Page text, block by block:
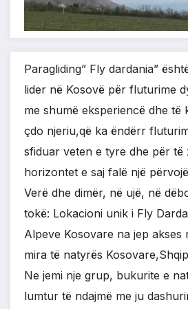
Paragliding” Fly dardania”
lider në Kosovë për fluturime
me shumë eksperiencë dhe të
çdo njeriu,që ka ëndërr
sfiduar veten e tyre dhe për të
horizontet e saj falë një
Verë dhe dimër, në ujë, në
tokë: Lokacioni unik i Fly
Alpeve Kosovare na jep akses
mira të natyrës
Ne jemi nje grup, bukurite e
lumtur të ndajmë me ju